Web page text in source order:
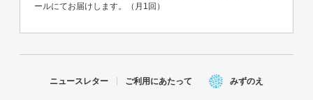
ールにてお届けします。（月1回）
ニュースレター ご利用にあたって みずのえ